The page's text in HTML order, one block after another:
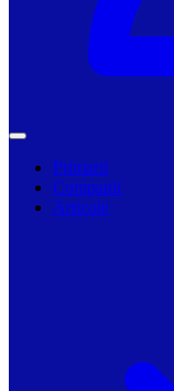
Primarii
Companii
Articole